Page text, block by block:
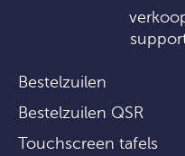
Bestelzuilen
Bestelzuilen QSR
Touchscreen tafels